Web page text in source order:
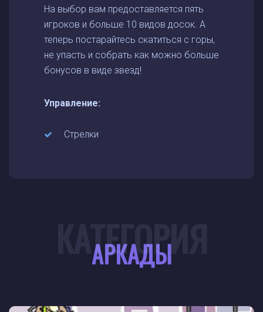
На выбор вам предоставляется пять
игроков и больше 10 видов досок. А
теперь постарайтесь скатиться с горы,
не упасть и собрать как можно больше
бонусов в виде звезд!
Управление:
Стрелки
АРКАДЫ
КАТЕГОРИЯ